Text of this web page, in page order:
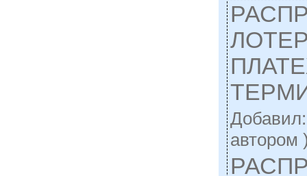
автором